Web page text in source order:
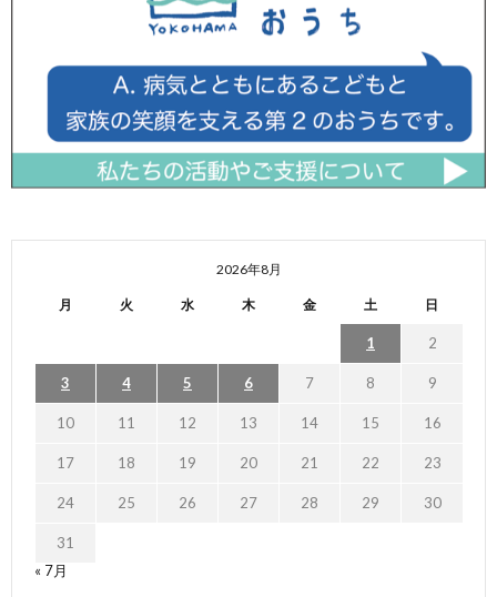
2026年8月
月 火 水 木 金 土 日
1 2
3 4 5 6 7 8 9
10 11 12 13 14 15 16
17 18 19 20 21 22 23
24 25 26 27 28 29 30
31
« 7月